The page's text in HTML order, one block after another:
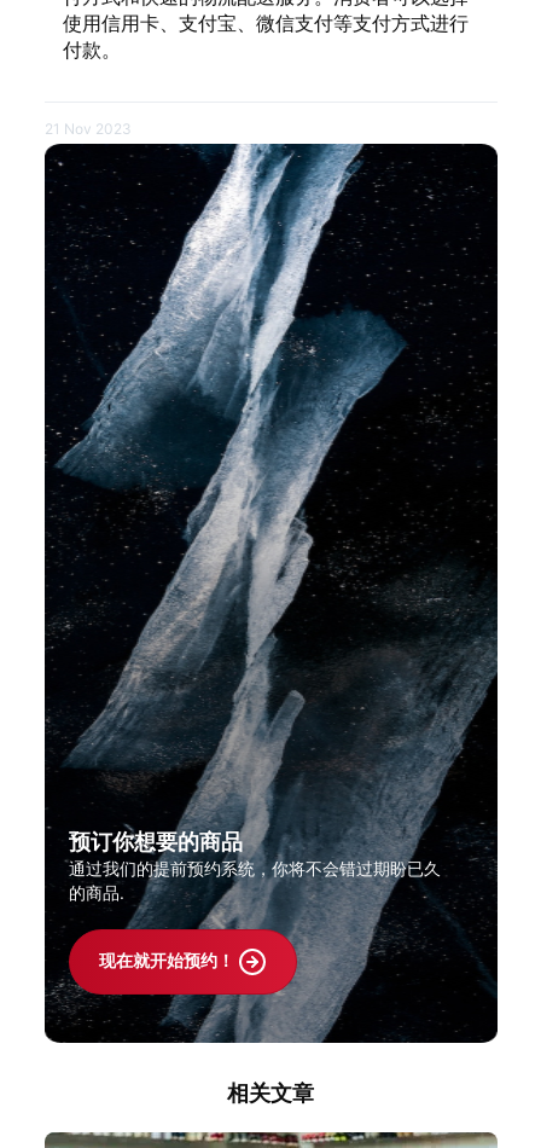
使用信用卡、支付宝、微信支付等支付方式进行
付款。
21 Nov 2023
预订你想要的商品
通过我们的提前预约系统，你将不会错过期盼已久
的商品.
现在就开始预约！
相关文章